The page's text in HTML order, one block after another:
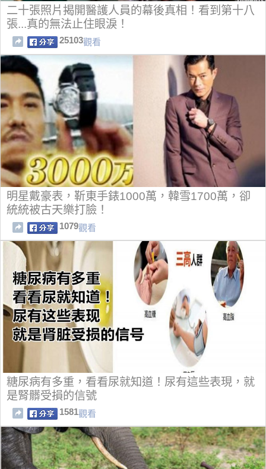
二十張照片揭開醫護人員的幕後真相！看到第十八
張...真的無法止住眼淚！
25103觀看
明星戴豪表，靳東手錶1000萬，韓雪1700萬，卻
統統被古天樂打臉！
1079觀看
糖尿病有多重，看看尿就知道！尿有這些表現，就
是腎髒受損的信號
1581觀看